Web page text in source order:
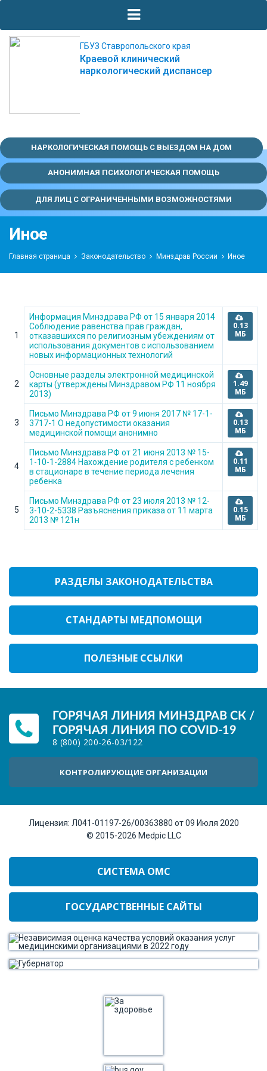
ГБУЗ Ставропольского края
Краевой клинический
наркологический диспансер
НАРКОЛОГИЧЕСКАЯ ПОМОЩЬ С ВЫЕЗДОМ НА ДОМ
АНОНИМНАЯ ПСИХОЛОГИЧЕСКАЯ ПОМОЩЬ
ДЛЯ ЛИЦ С ОГРАНИЧЕННЫМИ ВОЗМОЖНОСТЯМИ
Иное
Главная страница Законодательство Минздрав России Иное
1
Информация Минздрава РФ от 15 января 2014
Соблюдение равенства прав граждан,
отказавшихся по религиозным убеждениям от
использования документов с использованием
новых информационных технологий
0.13
МБ
2
Основные разделы электронной медицинской
карты (утверждены Минздравом РФ 11 ноября
2013)
1.49
МБ
3
Письмо Минздрава РФ от 9 июня 2017 № 17-1-
3717-1 О недопустимости оказания
медицинской помощи анонимно
0.13
МБ
4
Письмо Минздрава РФ от 21 июня 2013 № 15-
1-10-1-2884 Нахождение родителя с ребенком
в стационаре в течение периода лечения
ребенка
0.11
МБ
5
Письмо Минздрава РФ от 23 июля 2013 № 12-
3-10-2-5338 Разъяснения приказа от 11 марта
2013 № 121н
0.15
МБ
РАЗДЕЛЫ ЗАКОНОДАТЕЛЬСТВА
СТАНДАРТЫ МЕДПОМОЩИ
ПОЛЕЗНЫЕ ССЫЛКИ
ГОРЯЧАЯ ЛИНИЯ МИНЗДРАВ СК /
ГОРЯЧАЯ ЛИНИЯ ПО COVID-19
8 (800) 200-26-03/122
КОНТРОЛИРУЮЩИЕ ОРГАНИЗАЦИИ
Лицензия: Л041-01197-26/00363880 от 09 Июля 2020
© 2015-2026 Medpic LLC
СИСТЕМА ОМС
ГОСУДАРСТВЕННЫЕ САЙТЫ